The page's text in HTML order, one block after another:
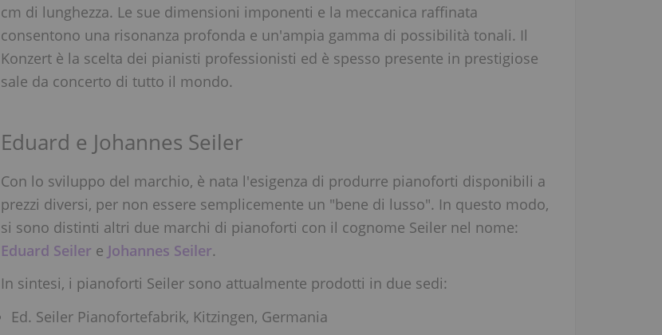
cm di lunghezza. Le sue dimensioni imponenti e la meccanica raffinata
consentono una risonanza profonda e un'ampia gamma di possibilità tonali. Il
Konzert è la scelta dei pianisti professionisti ed è spesso presente in prestigiose
sale da concerto di tutto il mondo.
Eduard e Johannes Seiler
Con lo sviluppo del marchio, è nata l'esigenza di produrre pianoforti disponibili a
prezzi diversi, per non essere semplicemente un "bene di lusso". In questo modo,
si sono distinti altri due marchi di pianoforti con il cognome Seiler nel nome:
Eduard Seiler e Johannes Seiler.
In sintesi, i pianoforti Seiler sono attualmente prodotti in due sedi:
Ed. Seiler Pianofortefabrik, Kitzingen, Germania